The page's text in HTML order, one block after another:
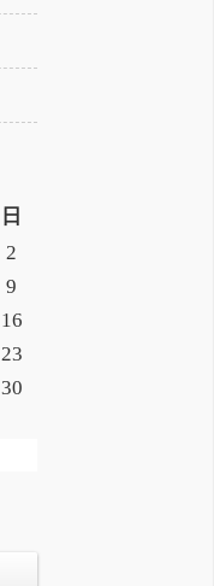
日
2
9
16
23
30